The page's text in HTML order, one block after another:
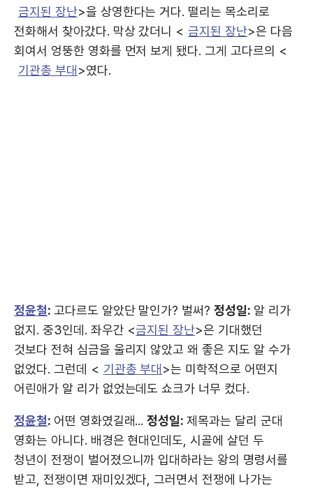
금지된 장난>을 상영한다는 거다. 떨리는 목소리로
전화해서 찾아갔다. 막상 갔더니 < 금지된 장난>은 다음
회여서 엉뚱한 영화를 먼저 보게 됐다. 그게 고다르의 <
기관총 부대>였다.
정윤철: 고다르도 알았단 말인가? 벌써?정성일: 알 리가
없지. 중3인데. 좌우간 <금지된 장난>은 기대했던
것보다 전혀 심금을 울리지 않았고 왜 좋은 지도 알 수가
없었다. 그런데 < 기관총 부대>는 미학적으로 어떤지
어린애가 알 리가 없었는데도 쇼크가 너무 컸다.
정윤철: 어떤 영화였길래...정성일:제목과는 달리 군대
영화는 아니다. 배경은 현대인데도, 시골에 살던 두
청년이 전쟁이 벌어졌으니까 입대하라는 왕의 명령서를
받고, 전쟁이면 재미있겠다, 그러면서 전쟁에 나가는